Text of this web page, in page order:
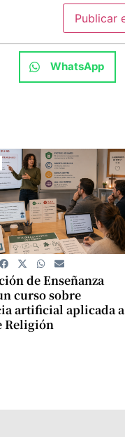
WhatsApp
de Enseñanza
curso sobre
artificial aplicada a
Religión